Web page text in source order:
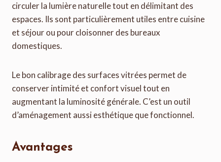
circuler la lumière naturelle tout en délimitant des
espaces. Ils sont particulièrement utiles entre cuisine
et séjour ou pour cloisonner des bureaux
domestiques.
Le bon calibrage des surfaces vitrées permet de
conserver intimité et confort visuel tout en
augmentant la luminosité générale. C’est un outil
d’aménagement aussi esthétique que fonctionnel.
Avantages